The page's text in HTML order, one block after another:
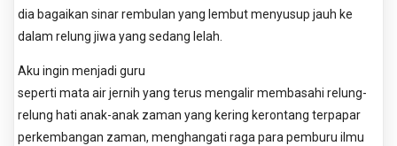
dia bagaikan sinar rembulan yang lembut menyusup jauh ke
dalam relung jiwa yang sedang lelah.
Aku ingin menjadi guru
seperti mata air jernih yang terus mengalir membasahi relung-
relung hati anak-anak zaman yang kering kerontang terpapar
perkembangan zaman, menghangati raga para pemburu ilmu